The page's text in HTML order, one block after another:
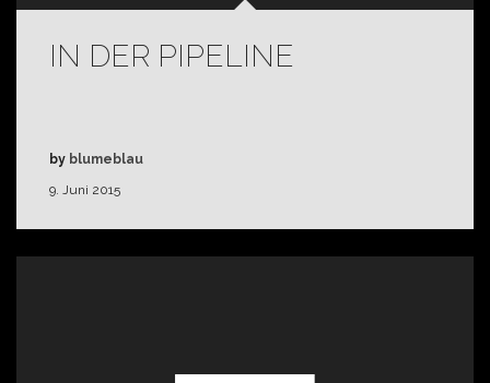
IN DER PIPELINE
9. Juni 2015
by blumeblau